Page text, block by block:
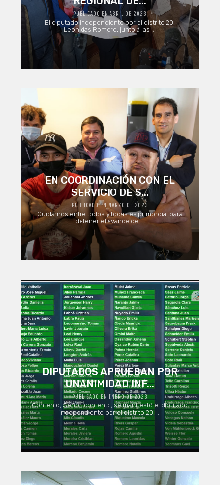
PUBLICADO EN ABRIL DE 2023
El diputado independiente por el distrito 20,
Leonidas Romero, junto a las ...
EN COORDINACIÓN CON EL
SERVICIO DE S...
PUBLICADO EN MARZO DE 2023
Cuidarnos entre todos y todas es primordial para
detener el avance de ...
DIPUTADOS APRUEBAN POR
UNANIMIDAD INF...
PUBLICADO EN ENERO DE 2023
Contento, Señor, contento, se manifestó el diputado
independiente por el distrito 20, ...